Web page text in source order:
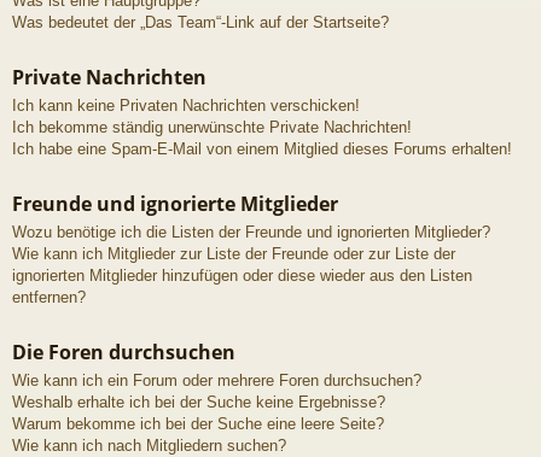
Was bedeutet der „Das Team“-Link auf der Startseite?
Private Nachrichten
Ich kann keine Privaten Nachrichten verschicken!
Ich bekomme ständig unerwünschte Private Nachrichten!
Ich habe eine Spam-E-Mail von einem Mitglied dieses Forums erhalten!
Freunde und ignorierte Mitglieder
Wozu benötige ich die Listen der Freunde und ignorierten Mitglieder?
Wie kann ich Mitglieder zur Liste der Freunde oder zur Liste der
ignorierten Mitglieder hinzufügen oder diese wieder aus den Listen
entfernen?
Die Foren durchsuchen
Wie kann ich ein Forum oder mehrere Foren durchsuchen?
Weshalb erhalte ich bei der Suche keine Ergebnisse?
Warum bekomme ich bei der Suche eine leere Seite?
Wie kann ich nach Mitgliedern suchen?